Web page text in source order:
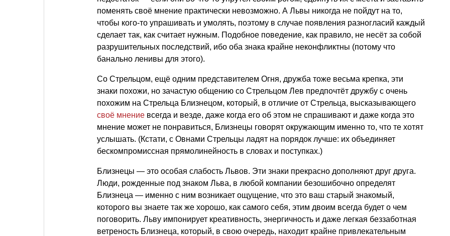
поменять своё мнение практически невозможно. А Львы никогда не пойдут на то,
чтобы кого-то упрашивать и умолять, поэтому в случае появления разногласий каждый
сделает так, как считает нужным. Подобное поведение, как правило, не несёт за собой
разрушительных последствий, ибо оба знака крайне неконфликтны (потому что
банально ленивы для этого).
Со Стрельцом, ещё одним представителем Огня, дружба тоже весьма крепка, эти
знаки похожи, но зачастую общению со Стрельцом Лев предпочтёт дружбу с очень
похожим на Стрельца Близнецом, который, в отличие от Стрельца, высказывающего
своё мнение всегда и везде, даже когда его об этом не спрашивают и даже когда это
мнение может не понравиться, Близнецы говорят окружающим именно то, что те хотят
услышать. (Кстати, с Овнами Стрельцы ладят на порядок лучше: их объединяет
бескомпромиссная прямолинейность в словах и поступках.)
Близнецы — это особая слабость Львов. Эти знаки прекрасно дополняют друг друга.
Люди, рожденные под знаком Льва, в любой компании безошибочно определят
Близнеца — именно с ним возникает ощущение, что это ваш старый знакомый,
которого вы знаете так же хорошо, как самого себя, этим двоим всегда будет о чем
поговорить. Льву импонирует креативность, энергичность и даже легкая беззаботная
ветреность Близнеца, который, в свою очередь, находит крайне привлекательным